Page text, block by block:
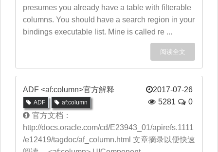
presumes you already have a table with filterable
columns. You should have a search region in your
bindings executable list. Mine is called re ...
阅读全文
ADF <af:column>官方解释 2017-07-26
ADF af:column 5281
0
官方文档：
http://docs.oracle.com/cd/E23943_01/apirefs.1111
/e12419/tagdoc/af_column.html 文章摘录以便快速